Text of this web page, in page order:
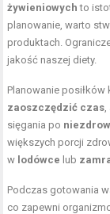
żywieniowych to
planowanie, warto
produktach.
jakość naszej diety.
Planowanie
zaoszczędzić czas
sięgania po
większych porcji
w lodówce lub
Podczas gotowania
co zapewni